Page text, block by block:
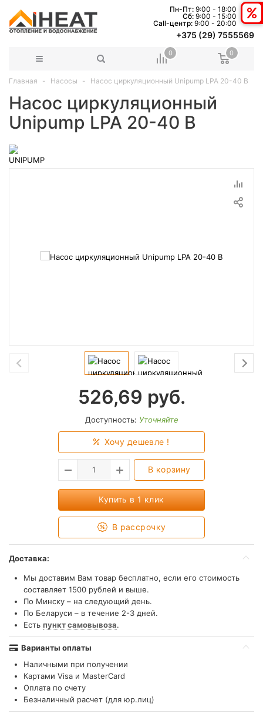
Пн-Пт: 9:00 - 18:00
Сб: 9:00 - 15:00
Сall-центр: 9:00 - 20:00
+375 (29) 7555569
0 0
Главная Насосы Насос циркуляционный Unipump LPA 20-40 B
Насос циркуляционный
Unipump LPA 20-40 B
526,69 руб.
Доступность: Уточняйте
Хочу дешевле !
В корзину
Купить в 1 клик
В рассрочку
Доставка:
Мы доставим Вам товар бесплатно, если его стоимость
составляет 1500 рублей и выше.
По Минску – на следующий день.
По Беларуси – в течение 2-3 дней.
Есть пункт самовывоза.
Варианты оплаты
Наличными при получении
Картами Visa и MasterCard
Оплата по счету
Безналичный расчет (для юр.лиц)